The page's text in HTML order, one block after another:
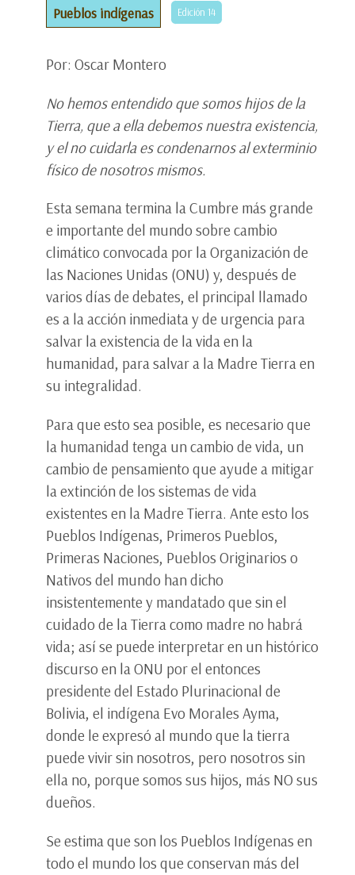
Pueblos indígenas Edición 14
Por: Oscar Montero
No hemos entendido que somos hijos de la
Tierra, que a ella debemos nuestra existencia,
y el no cuidarla es condenarnos al exterminio
físico de nosotros mismos.
Esta semana termina la Cumbre más grande
e importante del mundo sobre cambio
climático convocada por la Organización de
las Naciones Unidas (ONU) y, después de
varios días de debates, el principal llamado
es a la acción inmediata y de urgencia para
salvar la existencia de la vida en la
humanidad, para salvar a la Madre Tierra en
su integralidad.
Para que esto sea posible, es necesario que
la humanidad tenga un cambio de vida, un
cambio de pensamiento que ayude a mitigar
la extinción de los sistemas de vida
existentes en la Madre Tierra. Ante esto los
Pueblos Indígenas, Primeros Pueblos,
Primeras Naciones, Pueblos Originarios o
Nativos del mundo han dicho
insistentemente y mandatado que sin el
cuidado de la Tierra como madre no habrá
vida; así se puede interpretar en un histórico
discurso en la ONU por el entonces
presidente del Estado Plurinacional de
Bolivia, el indígena Evo Morales Ayma,
donde le expresó al mundo que la tierra
puede vivir sin nosotros, pero nosotros sin
ella no, porque somos sus hijos, más NO sus
dueños.
Se estima que son los Pueblos Indígenas en
todo el mundo los que conservan más del